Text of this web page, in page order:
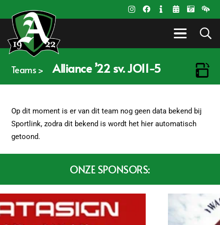
Teams > Alliance ’22 sv. JO11-5
Op dit moment is er van dit team nog geen data bekend bij
Sportlink, zodra dit bekend is wordt het hier automatisch
getoond.
ONZE SPONSORS: